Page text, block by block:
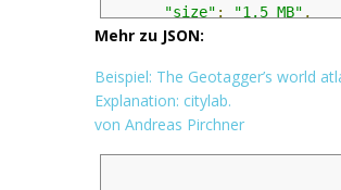
"size" : "1.5 MB" ,
"resolution"
]
}
Mehr zu JSON:
Beispiel: The Geotagger’s world
Explanation: citylab.
von Andreas Pirchner